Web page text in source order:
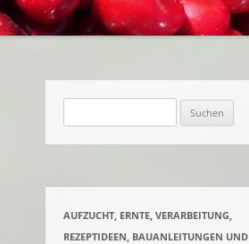
EINGEMACHTES UND EINGELEGTES
nach:
AUFZUCHT, ERNTE, VERARBEITUNG,
REZEPTIDEEN, BAUANLEITUNGEN UND